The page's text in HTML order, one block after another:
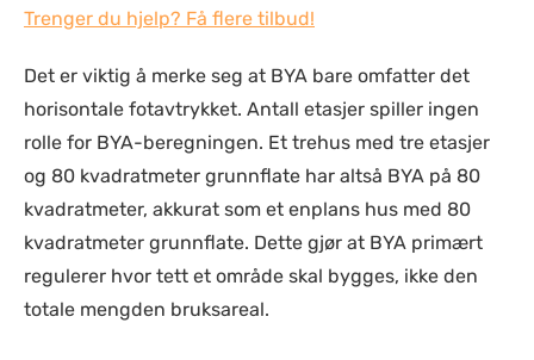
Trenger du hjelp? Få flere tilbud!
Det er viktig å merke seg at BYA bare omfatter det
horisontale fotavtrykket. Antall etasjer spiller ingen
rolle for BYA-beregningen. Et trehus med tre etasjer
og 80 kvadratmeter grunnflate har altså BYA på 80
kvadratmeter, akkurat som et enplans hus med 80
kvadratmeter grunnflate. Dette gjør at BYA primært
regulerer hvor tett et område skal bygges, ikke den
totale mengden bruksareal.